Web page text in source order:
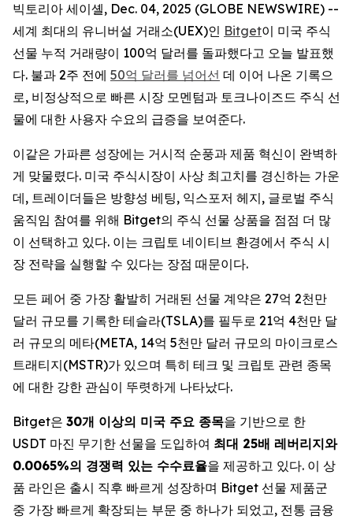
빅토리아 세이셸, Dec. 04, 2025 (GLOBE NEWSWIRE) --
세계 최대의 유니버설 거래소(UEX)인 Bitget이 미국 주식
선물 누적 거래량이 100억 달러를 돌파했다고 오늘 발표했
다. 불과 2주 전에 50억 달러를 넘어선 데 이어 나온 기록으
로, 비정상적으로 빠른 시장 모멘텀과 토크나이즈드 주식 선
물에 대한 사용자 수요의 급증을 보여준다.
이같은 가파른 성장에는 거시적 순풍과 제품 혁신이 완벽하
게 맞물렸다. 미국 주식시장이 사상 최고치를 경신하는 가운
데, 트레이더들은 방향성 베팅, 익스포저 헤지, 글로벌 주식
움직임 참여를 위해 Bitget의 주식 선물 상품을 점점 더 많
이 선택하고 있다. 이는 크립토 네이티브 환경에서 주식 시
장 전략을 실행할 수 있다는 장점 때문이다.
모든 페어 중 가장 활발히 거래된 선물 계약은 27억 2천만
달러 규모를 기록한 테슬라(TSLA)를 필두로 21억 4천만 달
러 규모의 메타(META, 14억 5천만 달러 규모의 마이크로스
트래티지(MSTR)가 있으며 특히 테크 및 크립토 관련 종목
에 대한 강한 관심이 뚜렷하게 나타났다.
Bitget은 30개 이상의 미국 주요 종목을 기반으로 한
USDT 마진 무기한 선물을 도입하여 최대 25배 레버리지와
0.0065%의 경쟁력 있는 수수료율을 제공하고 있다. 이 상
품 라인은 출시 직후 빠르게 성장하며 Bitget 선물 제품군
중 가장 빠르게 확장되는 부문 중 하나가 되었고, 전통 금융